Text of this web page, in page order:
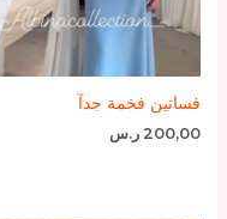
فساتين فخمة جدآ
200,00 ر.س